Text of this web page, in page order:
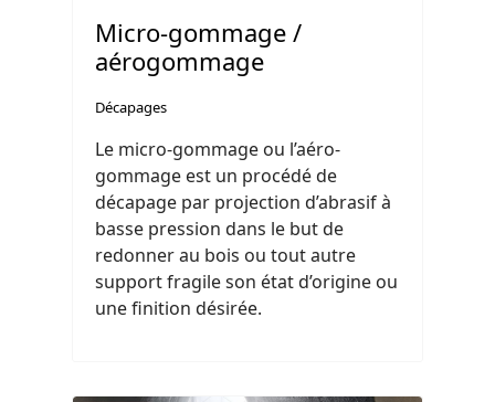
Micro-gommage /
aérogommage
Décapages
Le micro-gommage ou l’aéro-
gommage est un procédé de
décapage par projection d’abrasif à
basse pression dans le but de
redonner au bois ou tout autre
support fragile son état d’origine ou
une finition désirée.